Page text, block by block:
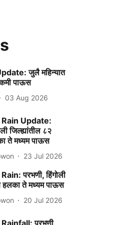
जुलै महिन्यात
पाऊस
03 Aug 2026
Update:
जिल्ह्यांतील ८२
ते मध्यम पाऊस
23 Jul 2026
परभणी, हिंगोली
हलका ते मध्यम पाऊस
20 Jul 2026